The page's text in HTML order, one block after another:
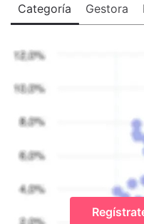
Categoría Gestora